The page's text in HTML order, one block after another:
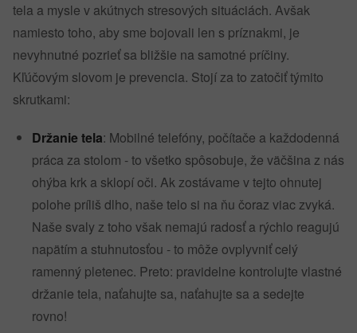
tela a mysle v akútnych stresových situáciách. Avšak
namiesto toho, aby sme bojovali len s príznakmi, je
nevyhnutné pozrieť sa bližšie na samotné príčiny.
Kľúčovým slovom je prevencia. Stojí za to zatočiť týmito
skrutkami:
Držanie tela: Mobilné telefóny, počítače a každodenná
práca za stolom - to všetko spôsobuje, že väčšina z nás
ohýba krk a sklopí oči. Ak zostávame v tejto ohnutej
polohe príliš dlho, naše telo si na ňu čoraz viac zvyká.
Naše svaly z toho však nemajú radosť a rýchlo reagujú
napätím a stuhnutosťou - to môže ovplyvniť celý
ramenný pletenec. Preto: pravidelne kontrolujte vlastné
držanie tela, naťahujte sa, naťahujte sa a sedejte
rovno!